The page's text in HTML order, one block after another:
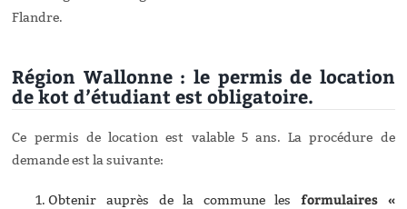
Flandre.
Région Wallonne : le permis de location
de kot d’étudiant est obligatoire.
Ce permis de location est valable 5 ans. La procédure de
demande est la suivante:
Obtenir auprès de la commune les formulaires «